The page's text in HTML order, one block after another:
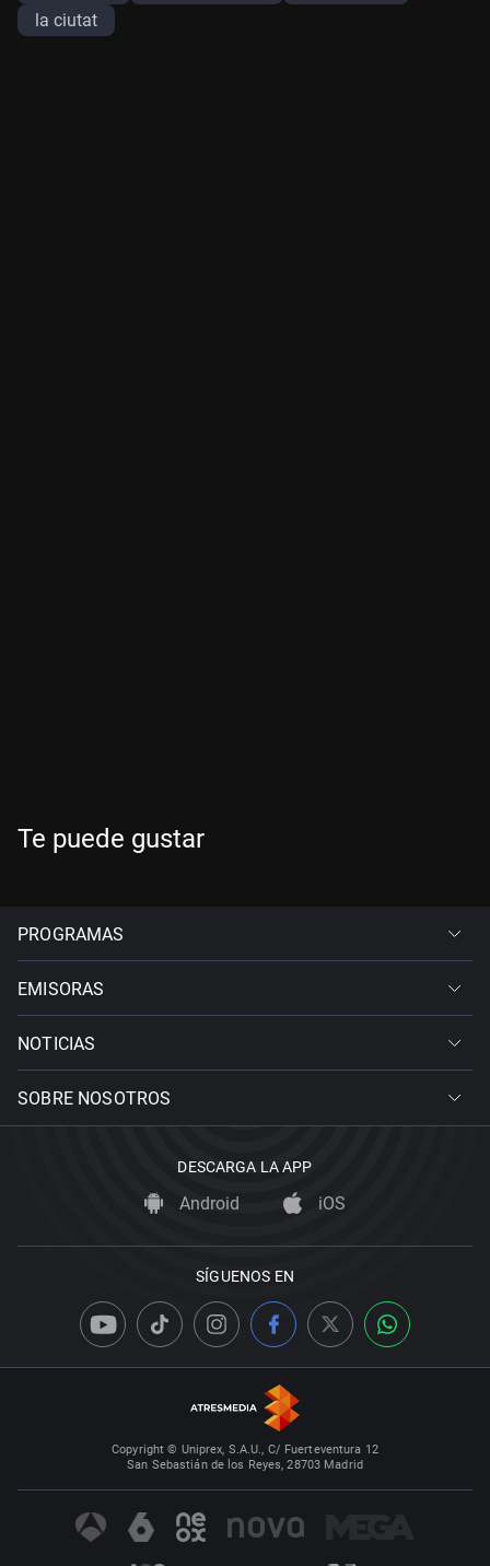
la ciutat
Te puede gustar
PROGRAMAS
EMISORAS
NOTICIAS
SOBRE NOSOTROS
DESCARGA LA APP
Android iOS
SÍGUENOS EN
Copyright © Uniprex, S.A.U., C/ Fuerteventura 12
San Sebastián de los Reyes, 28703 Madrid